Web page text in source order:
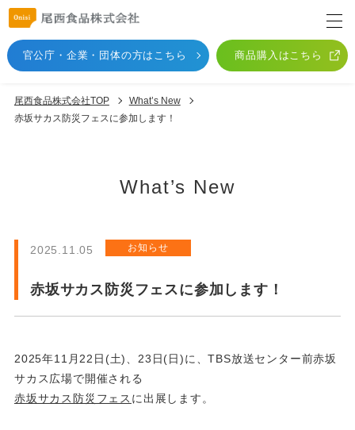
官公庁・企業・団体の方はこちら 商品購入はこちら
尾西食品株式会社TOP
What’s New
赤坂サカス防災フェスに参加します！
What’s New
2025.11.05 お知らせ
赤坂サカス防災フェスに参加します！
2025年11月22日(土)、23日(日)に、TBS放送センター前赤坂
サカス広場で開催される
赤坂サカス防災フェス に出展します。